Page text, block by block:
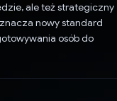
ale też strategiczny
nowy standard
osób do